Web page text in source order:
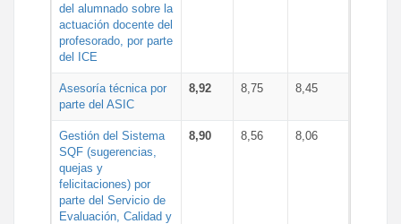
del alumnado sobre la
actuación docente del
profesorado, por parte
del ICE
Asesoría técnica por
parte del ASIC
8,92 8,75 8,45
Gestión del Sistema
SQF (sugerencias,
quejas y
felicitaciones) por
parte del Servicio de
Evaluación, Calidad y
8,90 8,56 8,06